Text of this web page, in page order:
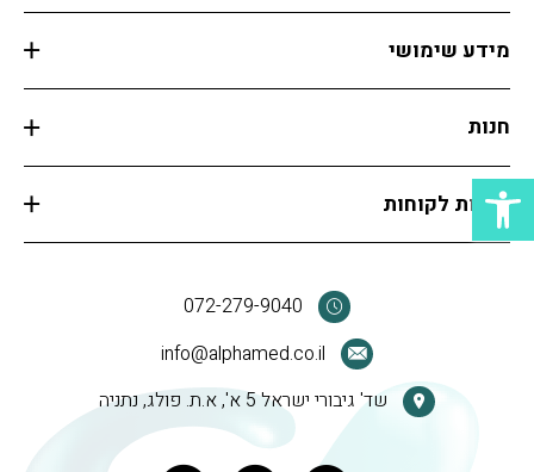
פתח סרגל נגישות
מידע שימושי
חנות
שירות לקוחות
072-279-9040
info@alphamed.co.il
שד' גיבורי ישראל 5 א', א.ת. פולג, נתניה